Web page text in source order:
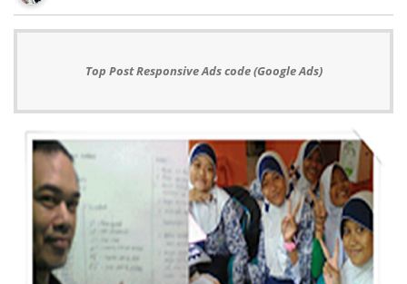
Top Post Responsive Ads code (Google Ads)